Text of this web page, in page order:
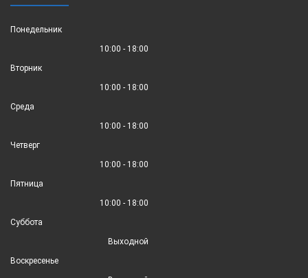
Понедельник
10:00 - 18:00
Вторник
10:00 - 18:00
Среда
10:00 - 18:00
Четверг
10:00 - 18:00
Пятница
10:00 - 18:00
Суббота
Выходной
Воскресенье